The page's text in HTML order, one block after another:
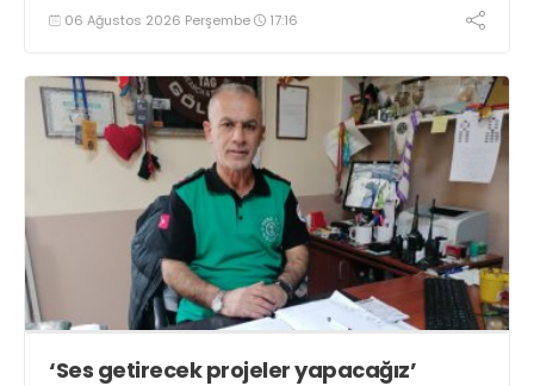
06 Ağustos 2026 Perşembe 17:16
‘Ses getirecek projeler yapacağız’